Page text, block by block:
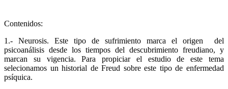
Contenidos:
1.- Neurosis. Este tipo de sufrimiento marca el origen del
psicoanálisis desde los tiempos del descubrimiento freudiano, y
marcan su vigencia. Para propiciar el estudio de este tema
selecionamos un historial de Freud sobre este tipo de enfermedad
psíquica.